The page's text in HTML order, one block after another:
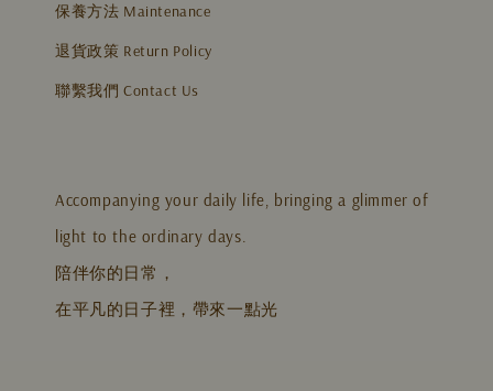
保養方法 Maintenance
退貨政策 Return Policy
聯繫我們 Contact Us
Accompanying your daily life, bringing a glimmer of
light to the ordinary days.
陪伴你的日常，
在平凡的日子裡，帶來一點光